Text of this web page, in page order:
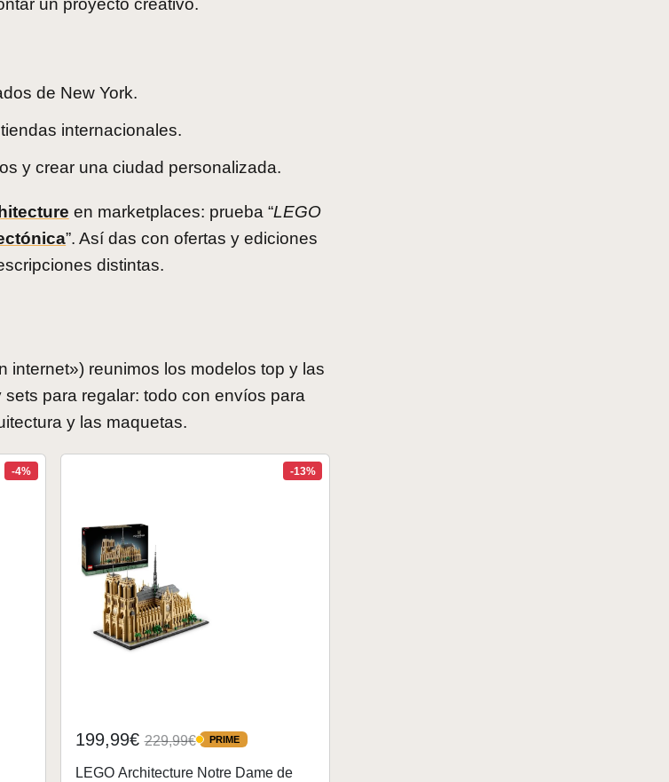
un proyecto creativo.
de New York.
internacionales.
y crear una ciudad personalizada.
en marketplaces: prueba “LEGO
”. Así das con ofertas y ediciones
distintas.
internet») reunimos los modelos top y las
para regalar: todo con envíos para
y las maquetas.
-4% -13%
199,99€229,99€ PRIME
PRIME
LEGO Architecture Notre Dame de